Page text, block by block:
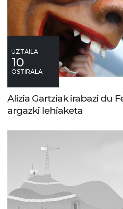
UZTAILA
10
OSTIRALA
Alizia Gartziak irabazi du
argazki lehiaketa